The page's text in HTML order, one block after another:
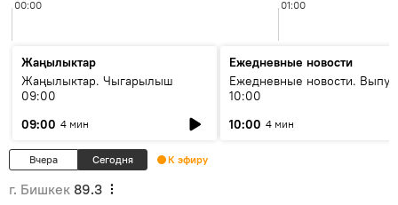
00:00 01:00
Жаңылыктар
Жаңылыктар. Чыгарылыш
09:00
09:00 4 мин
Ежедневные новости
Ежедневные новости.
10:00
10:00 4 мин
Вчера Сегодня К эфиру
г. Бишкек 89.3